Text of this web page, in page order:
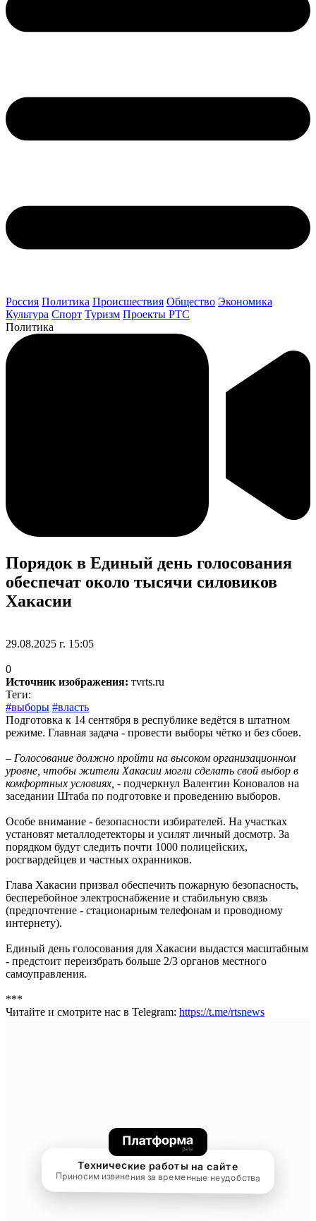
Россия Политика Происшествия Общество Экономика
Культура Спорт Туризм Проекты РТС
Политика
Порядок в Единый день голосования
обеспечат около тысячи силовиков
Хакасии
29.08.2025 г. 15:05
0
Источник изображения: тvrts.ru
Теги:
#выборы #власть
Подготовка к 14 сентября в республике ведётся в штатном
режиме. Главная задача - провести выборы чётко и без сбоев.
– Голосование должно пройти на высоком организационном
уровне, чтобы жители Хакасии могли сделать свой выбор в
комфортных условиях, - подчеркнул Валентин Коновалов на
заседании Штаба по подготовке и проведению выборов.
Особе внимание - безопасности избирателей. На участках
установят металлодетекторы и усилят личный досмотр. За
порядком будут следить почти 1000 полицейских,
росгвардейцев и частных охранников.
Глава Хакасии призвал обеспечить пожарную безопасность,
бесперебойное электроснабжение и стабильную связь
(предпочтение - стационарным телефонам и проводному
интернету).
Единый день голосования для Хакасии выдастся масштабным
- предстоит переизбрать больше 2/3 органов местного
самоуправления.
***
Читайте и смотрите нас в Telegram: https://t.me/rtsnews